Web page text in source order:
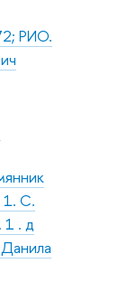
РИО.
1. С.
. д